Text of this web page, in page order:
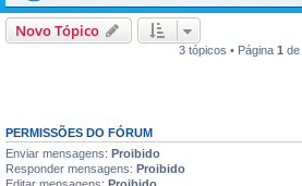
Novo Tópico
3 tópicos • Página 1 de
PERMISSÕES DO FÓRUM
Enviar mensagens: Proibido
Responder mensagens: Proibido